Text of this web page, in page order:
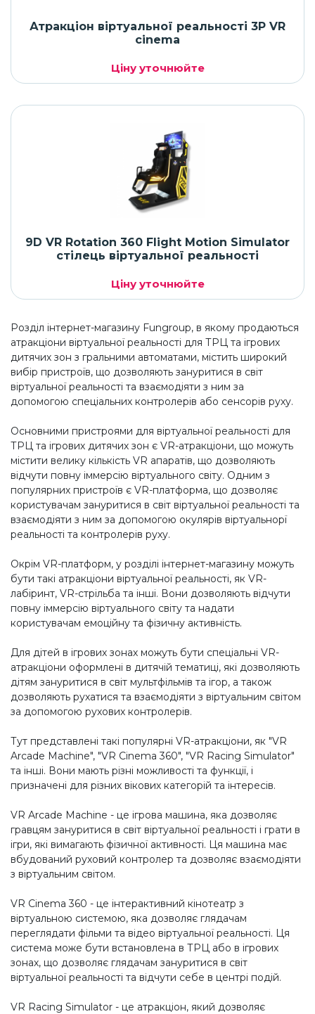
Атракціон віртуальної реальності 3P VR
cinema
Ціну уточнюйте
9D VR Rotation 360 Flight Motion Simulator
стілець віртуальної реальності
Ціну уточнюйте
Розділ інтернет-магазину Fungroup, в якому продаються
атракціони віртуальної реальності для ТРЦ та ігрових
дитячих зон з гральними автоматами, містить широкий
вибір пристроїв, що дозволяють зануритися в світ
віртуальної реальності та взаємодіяти з ним за
допомогою спеціальних контролерів або сенсорів руху.
Основними пристроями для віртуальної реальності для
ТРЦ та ігрових дитячих зон є VR-атракціони, що можуть
містити велику кількість VR апаратів, що дозволяють
відчути повну іммерсію віртуального світу. Одним з
популярних пристроїв є VR-платформа, що дозволяє
користувачам зануритися в світ віртуальної реальності та
взаємодіяти з ним за допомогою окулярів віртуальнорї
реальності та контролерів руху.
Окрім VR-платформ, у розділі інтернет-магазину можуть
бути такі атракціони віртуальної реальності, як VR-
лабіринт, VR-стрільба та інші. Вони дозволяють відчути
повну іммерсію віртуального світу та надати
користувачам емоційну та фізичну активність.
Для дітей в ігрових зонах можуть бути спеціальні VR-
атракціони оформлені в дитячій тематиці, які дозволяють
дітям зануритися в світ мультфільмів та ігор, а також
дозволяють рухатися та взаємодіяти з віртуальним світом
за допомогою рухових контролерів.
Тут представлені такі популярні VR-атракціони, як "VR
Arcade Machine", "VR Cinema 360", "VR Racing Simulator"
та інші. Вони мають різні можливості та функції, і
призначені для різних вікових категорій та інтересів.
VR Arcade Machine - це ігрова машина, яка дозволяє
гравцям зануритися в світ віртуальної реальності і грати в
ігри, які вимагають фізичної активності. Ця машина має
вбудований руховий контролер та дозволяє взаємодіяти
з віртуальним світом.
VR Cinema 360 - це інтерактивний кінотеатр з
віртуальною системою, яка дозволяє глядачам
переглядати фільми та відео віртуальної реальності. Ця
система може бути встановлена в ТРЦ або в ігрових
зонах, що дозволяє глядачам зануритися в світ
віртуальної реальності та відчути себе в центрі подій.
VR Racing Simulator - це атракціон, який дозволяє